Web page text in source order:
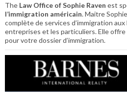
The Law Office of Sophie Raven est
l’immigration américain. Maitre
complète de services d’immigration
entreprises et les particuliers. Elle
pour votre dossier d’immigration.